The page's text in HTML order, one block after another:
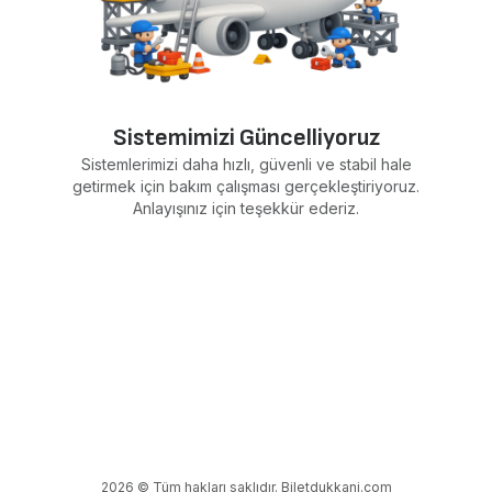
Sistemimizi Güncelliyoruz
Sistemlerimizi daha hızlı, güvenli ve stabil hale
getirmek için bakım çalışması gerçekleştiriyoruz.
Anlayışınız için teşekkür ederiz.
2026 © Tüm hakları saklıdır. Biletdukkani.com